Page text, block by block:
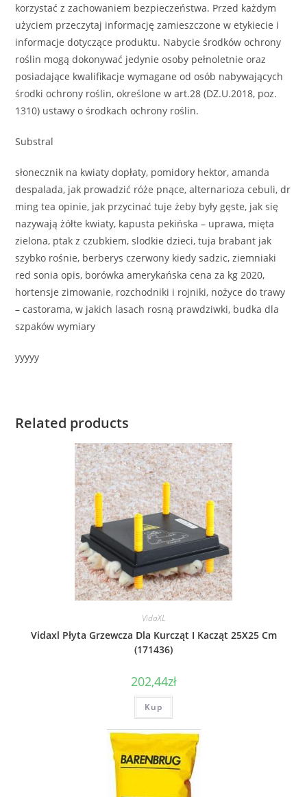
korzystać z zachowaniem bezpieczeństwa. Przed każdym
użyciem przeczytaj informację zamieszczone w etykiecie i
informacje dotyczące produktu. Nabycie środków ochrony
roślin mogą dokonywać jedynie osoby pełnoletnie oraz
posiadające kwalifikacje wymagane od osób nabywających
środki ochrony roślin, określone w art.28 (DZ.U.2018, poz.
1310) ustawy o środkach ochrony roślin.
Substral
słonecznik na kwiaty dopłaty, pomidory hektor, amanda
despalada, jak prowadzić róże pnące, alternarioza cebuli, dr
ming tea opinie, jak przycinać tuje żeby były gęste, jak się
nazywają żółte kwiaty, kapusta pekińska – uprawa, mięta
zielona, ptak z czubkiem, slodkie dzieci, tuja brabant jak
szybko rośnie, berberys czerwony kiedy sadzic, ziemniaki
red sonia opis, borówka amerykańska cena za kg 2020,
hortensje zimowanie, rozchodniki i rojniki, nożyce do trawy
– castorama, w jakich lasach rosną prawdziwki, budka dla
szpaków wymiary
yyyyy
Related products
VidaXL
Vidaxl Płyta Grzewcza Dla Kurcząt I Kacząt 25X25 Cm
(171436)
202,44zł
Kup